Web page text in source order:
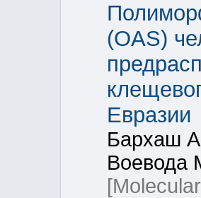
(OAS)
Евразии
Бархаш
Воевода